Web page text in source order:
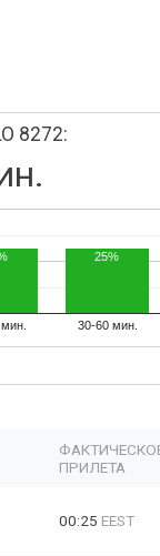
8272:
30-60 мин.
25%
ПРИЛЕТА
00:25 EEST